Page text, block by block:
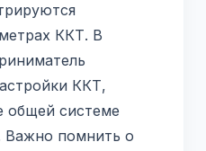
ККТ. В
ККТ,
общей системе
Важно помнить о